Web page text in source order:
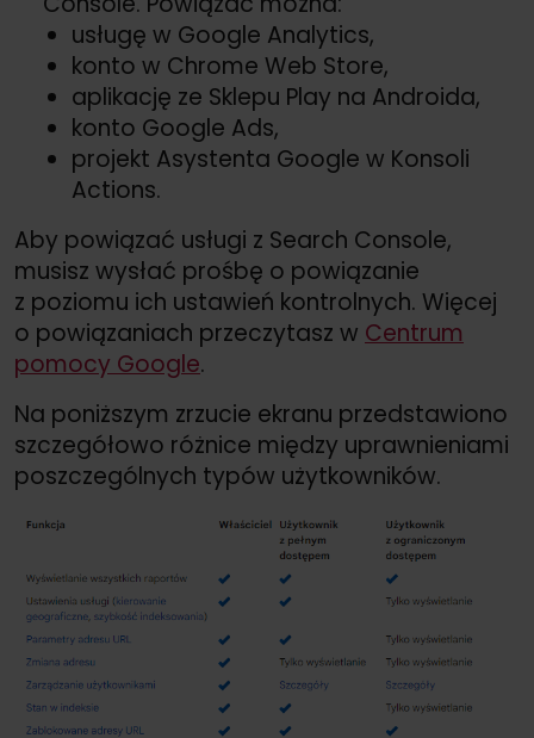
usługę w Google Analytics,
konto w Chrome Web Store,
aplikację ze Sklepu Play na Androida,
konto Google Ads,
projekt Asystenta Google w Konsoli
Actions.
Aby powiązać usługi z Search Console,
musisz wysłać prośbę o powiązanie
z poziomu ich ustawień kontrolnych. Więcej
o powiązaniach przeczytasz w Centrum
pomocy Google.
Na poniższym zrzucie ekranu przedstawiono
szczegółowo różnice między uprawnieniami
poszczególnych typów użytkowników.